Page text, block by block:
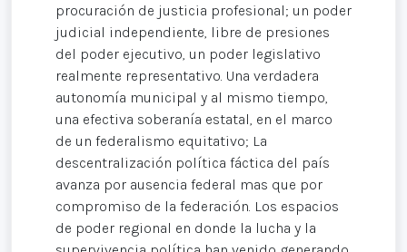
procuración de justicia profesional; un poder
judicial independiente, libre de presiones
del poder ejecutivo, un poder legislativo
realmente representativo. Una verdadera
autonomía municipal y al mismo tiempo,
una efectiva soberanía estatal, en el marco
de un federalismo equitativo; La
descentralización política fáctica del país
avanza por ausencia federal mas que por
compromiso de la federación. Los espacios
de poder regional en donde la lucha y la